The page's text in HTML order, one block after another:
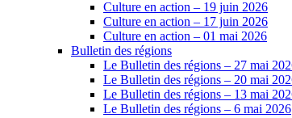
Culture en action – 19 juin 2026
Culture en action – 17 juin 2026
Culture en action – 01 mai 2026
Bulletin des régions
Le Bulletin des régions – 27 mai
Le Bulletin des régions – 20 mai
Le Bulletin des régions – 13 mai
Le Bulletin des régions – 6 mai 2026